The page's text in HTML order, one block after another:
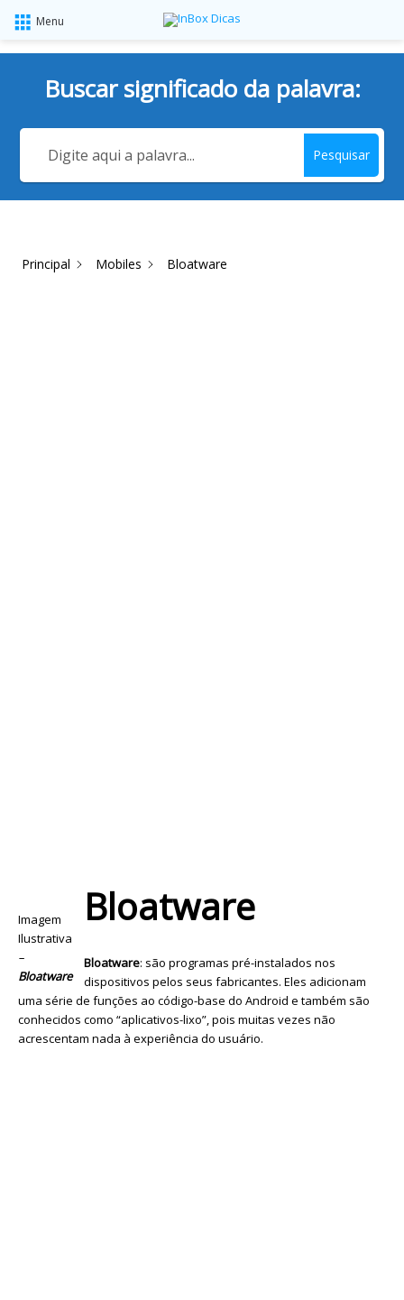
Menu
Buscar significado da palavra:
Pesquisar
Principal Mobiles Bloatware
Imagem
Ilustrativa
–
Bloatware
Bloatware
Bloatware: são programas pré-instalados nos
dispositivos pelos seus fabricantes. Eles adicionam
uma série de funções ao código-base do Android e também são
conhecidos como “aplicativos-lixo”, pois muitas vezes não
acrescentam nada à experiência do usuário.